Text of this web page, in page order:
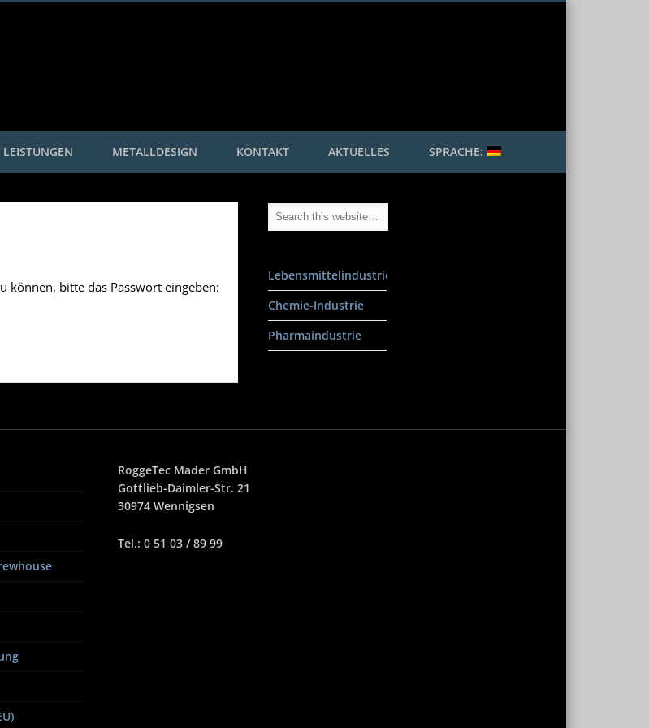
LEISTUNGEN METALLDESIGN KONTAKT AKTUELLES SPRACHE:
können, bitte das Passwort eingeben:
Lebensmittelindustrie
Chemie-Industrie
Pharmaindustrie
RoggeTec Mader GmbH
Gottlieb-Daimler-Str. 21
30974 Wennigsen
Tel.: 0 51 03 / 89 99